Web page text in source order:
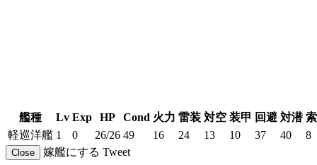
艦種 Lv Exp HP Cond 火力 雷装 対空 装甲 回避 対潜
軽巡洋艦 1 0 26/26 49 16 24 13 10 37 40 8
Close 嫁艦にする Tweet